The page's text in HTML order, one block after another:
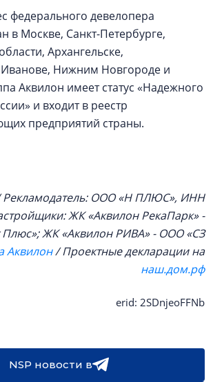
федерального девелопера
в Москве, Санкт-Петербурге,
Архангельске,
Иванове, Нижним Новгороде и
Аквилон имеет статус «Надежного
и входит в реестр
предприятий страны.
Рекламодатель: ООО «Н ПЛЮС», ИНН
ЖК «Аквилон РекаПарк» -
Плюс»; ЖК «Аквилон РИВА» - ООО «СЗ
Аквилон/ Проектные декларации на
наш.дом.рф
erid: 2SDnjeoFFNb
NSP новости в